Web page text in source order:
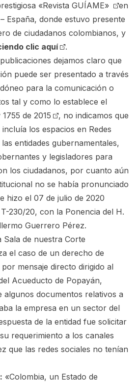
«Revista GUÍAME»
en
España, donde estuvo presente
de ciudadanos colombianos, y
clic aquí
.
dejamos claro que
puede ser presentado a través
para la comunicación o
tal y como lo establece el
de 2015
, no indicamos que
los espacios en Redes
entidades gubernamentales,
y legisladores para
los ciudadanos, por cuanto aún
no se había pronunciado
hizo el 07 de julio de 2020
230/20, con la Ponencia del H.
Guerrero Pérez.
Sala de nuestra Corte
el caso de un derecho de
mensaje directo dirigido al
Acueducto de Popayán,
algunos documentos relativos a
la empresa en un sector del
de la entidad fue solicitar
requerimiento a los canales
que las redes sociales no tenían
«Colombia, un Estado de